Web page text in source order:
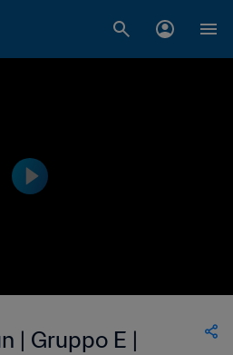
| Gruppo E |